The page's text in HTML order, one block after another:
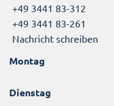
+49 3441 83-312
+49 3441 83-261
Nachricht schreiben
Montag
Dienstag